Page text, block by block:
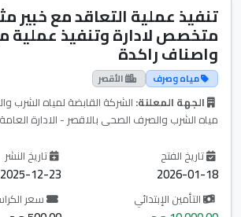
تنفيذ عملية التعاقد مع خبير
متخصص لادارة وتنفيذ عملية
واصناف راكدة
مياه وصرف الأقصر
الجهة المعلنة: الشركة القابضة لمياه
مياه الشرب والصرف الصحى بالاقصر - الادارة
تاريخ الفتح
2026-01-18
تاريخ النشر
2025-12-23
التأمين الإبتدائي سعر